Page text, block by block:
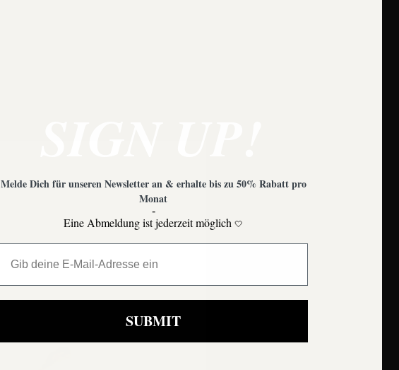
Melde Dich für unseren Newsletter an & erhalte bis zu 50% Rabatt pro
Monat
-
Eine Abmeldung ist jederzeit möglich 🤍
SUBMIT